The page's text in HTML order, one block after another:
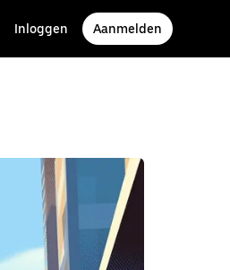
Inloggen Aanmelden